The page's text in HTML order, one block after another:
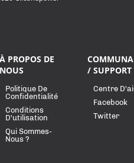
À PROPOS DE
NOUS
Politique De
Confidentialité
Conditions
D'utilisation
Qui Sommes-
Nous ?
/ SUPPORT
Centre
Facebook
Twitter